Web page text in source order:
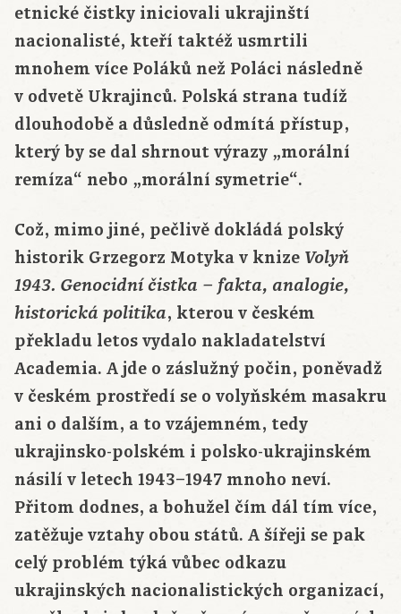
etnické čistky iniciovali ukrajinští
nacionalisté, kteří taktéž usmrtili
mnohem více Poláků než Poláci následně
v odvetě Ukrajinců. Polská strana tudíž
dlouhodobě a důsledně odmítá přístup,
který by se dal shrnout výrazy „morální
remíza“ nebo „morální symetrie“.
Což, mimo jiné, pečlivě dokládá polský
historik Grzegorz Motyka v knize Volyň
1943. Genocidní čistka – fakta, analogie,
historická politika, kterou v českém
překladu letos vydalo nakladatelství
Academia. A jde o záslužný počin, poněvadž
v českém prostředí se o volyňském masakru
ani o dalším, a to vzájemném, tedy
ukrajinsko-polském i polsko-ukrajinském
násilí v letech 1943–1947 mnoho neví.
Přitom dodnes, a bohužel čím dál tím více,
zatěžuje vztahy obou států. A šířeji se pak
celý problém týká vůbec odkazu
ukrajinských nacionalistických organizací,